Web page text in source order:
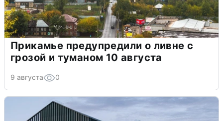
Прикамье предупредили о ливне с
грозой и туманом 10 августа
9 августа 0